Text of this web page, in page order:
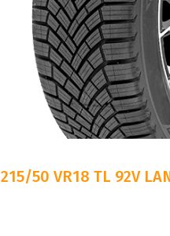
215/50 VR18 TL 92V